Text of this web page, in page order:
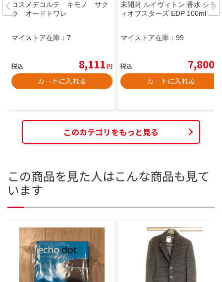
コスメデコルテ キモノ サク
ラ オードトワレ
マイストア在庫： 7
税込 8,111円
カートに入れる
未開封 ルイヴィトン 香水 シテ
ィオブスターズ EDP 100ml
マイストア在庫： 99
税込 7,800
カートに入れる
このカテゴリをもっと見る
この商品を見た人はこんな商品も見て
います